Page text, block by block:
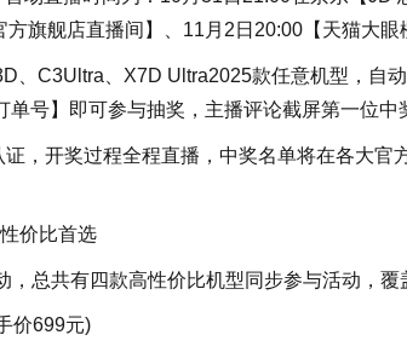
旗舰店直播间】、11月2日20:00【天猫大眼
、C3Ultra、X7D Ultra2025款任意机型，自
号】即可参与抽奖，主播评论截屏第一位中
，开奖过程全程直播，中奖名单将在各大官
价比首选
，总共有四款高性价比机型同步参与活动，覆
价699元)